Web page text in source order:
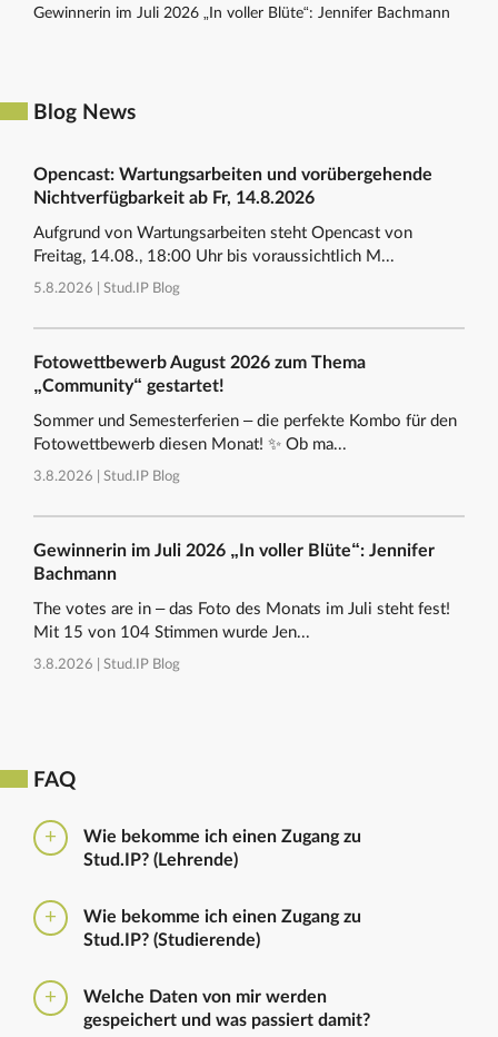
Gewinnerin im Juli 2026 „In voller Blüte“: Jennifer Bachmann
Blog News
Opencast: Wartungsarbeiten und vorübergehende
Nichtverfügbarkeit ab Fr, 14.8.2026
Aufgrund von Wartungsarbeiten steht Opencast von
Freitag, 14.08., 18:00 Uhr bis voraussichtlich M...
5.8.2026 | Stud.IP Blog
Fotowettbewerb August 2026 zum Thema
„Community“ gestartet!
Sommer und Semesterferien – die perfekte Kombo für den
Fotowettbewerb diesen Monat! ✨ Ob ma...
3.8.2026 | Stud.IP Blog
Gewinnerin im Juli 2026 „In voller Blüte“: Jennifer
Bachmann
The votes are in – das Foto des Monats im Juli steht fest!
Mit 15 von 104 Stimmen wurde Jen...
3.8.2026 | Stud.IP Blog
FAQ
Wie bekomme ich einen Zugang zu
Stud.IP? (Lehrende)
folgendenFormularHaben Sie bereits eine
universitäre E-Mail-Adresse, reicht ein formloser
nicht die Einrichtung zu nennen in die Sie
eingetragen werden sollen.
Wie bekomme ich einen Zugang zu
Stud.IP? (Studierende)
Nutzerkennzeichen und dem Passwort, das ihr mit
euren Immatrikulationsunterlagen erhalten habt. Das
Welche Daten von mir werden
gespeichert und was passiert damit?